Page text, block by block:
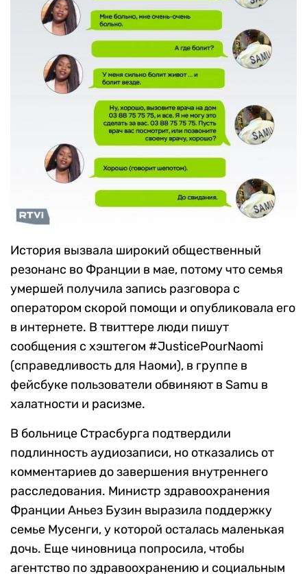
История вызвала широкий общественный
резонанс во Франции в мае, потому что семья
умершей получила запись разговора с
оператором скорой помощи и опубликовала его
в интернете. В твиттере люди пишут
сообщения с хэштегом #JusticePourNaomi
(справедливость для Наоми), в группе в
фейсбуке пользователи обвиняют в Samu в
халатности и расизме.
В больнице Страсбурга подтвердили
подлинность аудиозаписи, но отказались от
комментариев до завершения внутреннего
расследования. Министр здравоохранения
Франции Аньез Бузин выразила поддержку
семье Мусенги, у которой осталась маленькая
дочь. Еще чиновница попросила, чтобы
агентство по здравоохранению и социальным